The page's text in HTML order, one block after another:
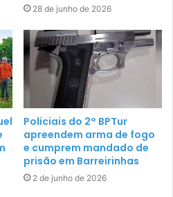
28 de junho de 2026
Policiais do 2° BPTur
apreendem arma de fogo
e cumprem mandado de
prisão em Barreirinhas
2 de junho de 2026